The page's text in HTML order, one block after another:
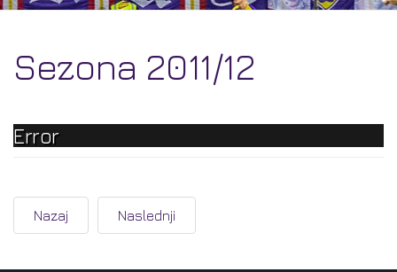
Sezona 2011/12
Error
Nazaj Naslednji